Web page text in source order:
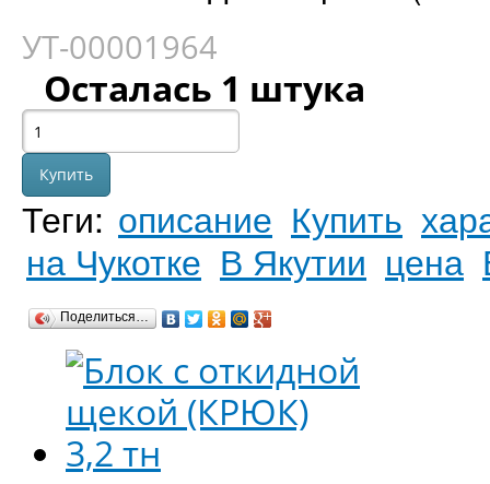
УТ-00001964
Осталась 1 штука
Теги: описание Купить
на Чукотке В Якутии цена
Поделиться…